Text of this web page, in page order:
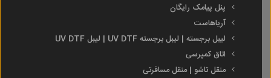
پنل پیامک رایگان
آریاهاست
لیبل برجسته | لیبل برجسته UV DTF | لیبل UV DTF
اتاق کمپرسی
منقل تاشو | منقل مسافرتی